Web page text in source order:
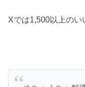
Xでは1,500以上のい